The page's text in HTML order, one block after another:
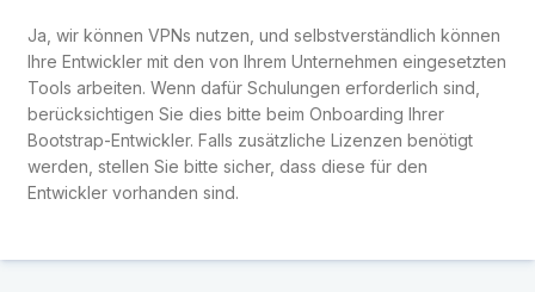
Ja, wir können VPNs nutzen, und selbstverständlich können
Ihre Entwickler mit den von Ihrem Unternehmen eingesetzten
Tools arbeiten. Wenn dafür Schulungen erforderlich sind,
berücksichtigen Sie dies bitte beim Onboarding Ihrer
Bootstrap-Entwickler. Falls zusätzliche Lizenzen benötigt
werden, stellen Sie bitte sicher, dass diese für den
Entwickler vorhanden sind.